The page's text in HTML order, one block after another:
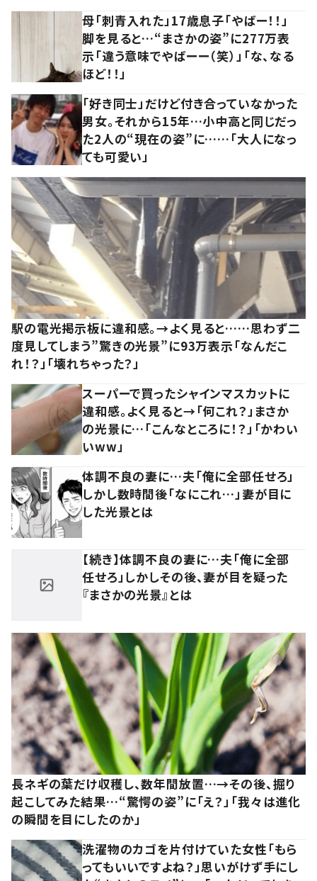
母「刺青入れた」17歳息子「やばー！！」
脚を見ると…“まさかの姿”に277万表
示「違う意味でやばーー（笑）」「な、なる
ほど！！」
「好き同士」だけど付き合っていなかった
男女。それから15年…小中高と同じだっ
た2人の“現在の姿”に……「大人になっ
ても可愛い」
駅の電光掲示板に違和感。→よく見ると……思わず二
度見してしまう”驚きの光景”に93万表示「なんだこ
れ！？」「壊れちゃった？」
スーパーで買ったシャインマスカットに
違和感。よく見ると→「何これ？」まさか
の光景に…「こんなところに！？」「かわい
いww」
体調不良の妻に…夫「俺に全部任せろ」
しかし数時間後「なにこれ…」妻が目に
した光景とは
【続き】体調不良の妻に…夫「俺に全部
任せろ」しかしその後、妻が目を疑った
『まさかの光景』とは
長ネギの葉だけ収穫し、数年間放置…→その後、掘り
起こしてみた結果…“驚愕の姿”に「え？」「我々は進化
の瞬間を目にしたのか」
洗濯物のカゴを片付けていた女性「もら
ってもいいですよね？」思いがけず手にし